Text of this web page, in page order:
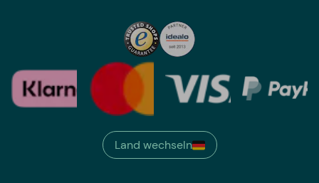
Land wechseln